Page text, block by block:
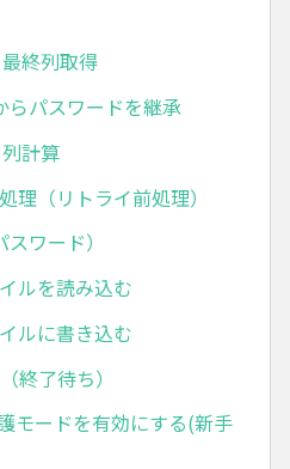
終列取得
らパスワードを継承
計算
理（リトライ前処理）
ワード）
ルを読み込む
ルに書き込む
終了待ち）
モードを有効にする(新手